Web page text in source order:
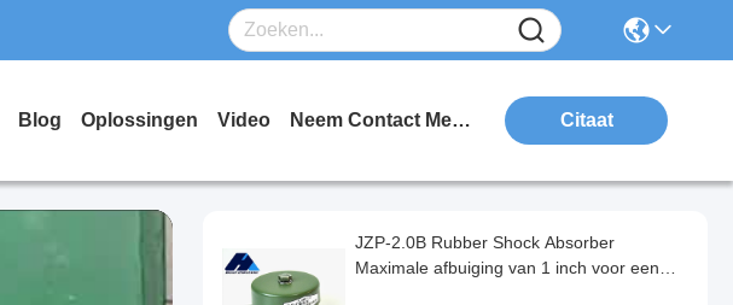
Blog Oplossingen Video Neem Contact Met Ons Op Citaat
JZP-2.0B Rubber Shock Absorber
Maximale afbuiging van 1 inch voor een